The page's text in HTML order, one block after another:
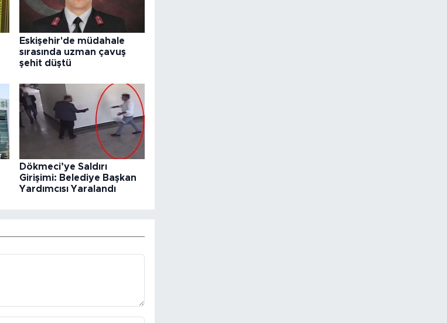
Eskişehir'de müdahale
sırasında uzman çavuş
şehit düştü
Dökmeci’ye Saldırı
Girişimi: Belediye Başkan
Yardımcısı Yaralandı